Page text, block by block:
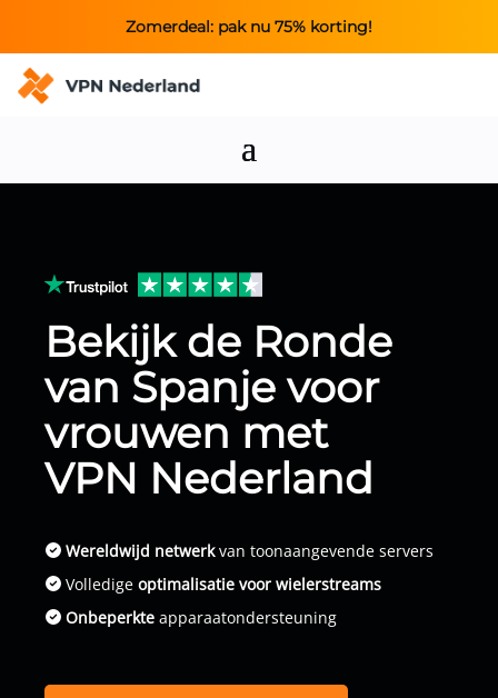
Zomerdeal: pak nu 75% korting!
Bekijk de Ronde
van Spanje voor
vrouwen met
VPN Nederland
Wereldwijd netwerkvan toonaangevende servers
Volledige optimalisatie voor wielerstreams
Onbeperkte apparaatondersteuning